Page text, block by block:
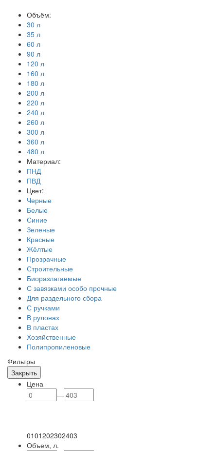
Объём:
30 л
35 л
60 л
90 л
120 л
160 л
180 л
200 л
220 л
240 л
260 л
300 л
360 л
480 л
Материал:
ПНД
ПВД
Цвет:
Черные
Белые
Синие
Зеленые
Красные
Жёлтые
Прозрачные
Строительные
Биоразлагаемые
С завязками особо прочные
Для раздельного сбора
С ручками
В рулонах
В пластах
Хозяйственные
Полипропиленовые
Фильтры
Закрыть
Цена
—
0101202302403
Объем, л.